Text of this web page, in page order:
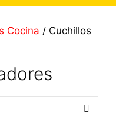
Cocina / Cuchillos
Ordenado